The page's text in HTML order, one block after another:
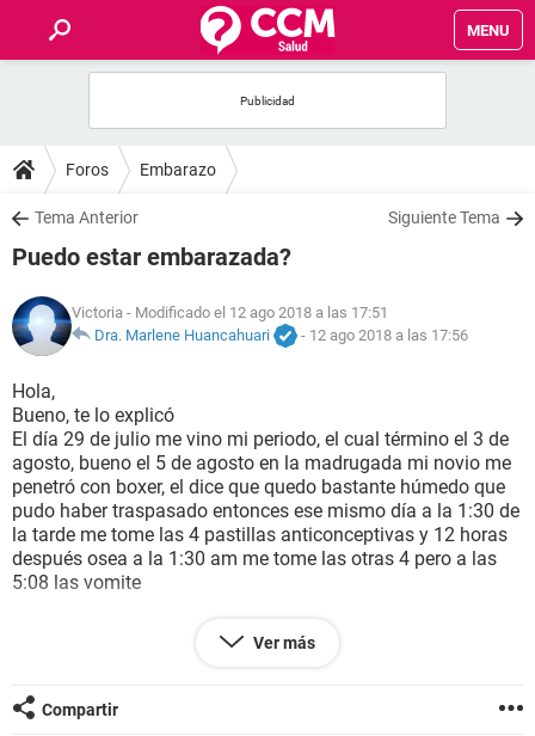
MENU
FOROS
SALUD
NUTRICIÓN
BIENESTAR
SEXUALIDAD
GLOSARIO
Foros Embarazo
Tema Anterior Siguiente Tema
Puedo estar embarazada?
Victoria - Modificado el 12 ago 2018 a las 17:51
Dra. Marlene Huancahuari
- 12 ago 2018 a las 17:56
Hola,
Bueno, te lo explicó
El día 29 de julio me vino mi periodo, el cual término el 3 de
agosto, bueno el 5 de agosto en la madrugada mi novio me
penetró con boxer, el dice que quedo bastante húmedo que
pudo haber traspasado entonces ese mismo día a la 1:30 de
la tarde me tome las 4 pastillas anticonceptivas y 12 horas
después osea a la 1:30 am me tome las otras 4 pero a las
5:08 las vomite
Ayer 11 de agosto me baja un flujo marrón
durante todo el día y hoy 12 me sigue pero ya es
colicos
Ver más
Compartir